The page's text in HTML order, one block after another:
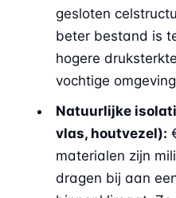
gesloten
beter bestand is
hogere
vochtige
Natuurlijke
vlas, houtvezel):
materialen zijn
dragen bij aan